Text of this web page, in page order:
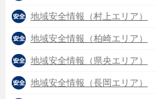
地域安全情報（村上エリア）
地域安全情報（柏崎エリア）
地域安全情報（県央エリア）
地域安全情報（長岡エリア）